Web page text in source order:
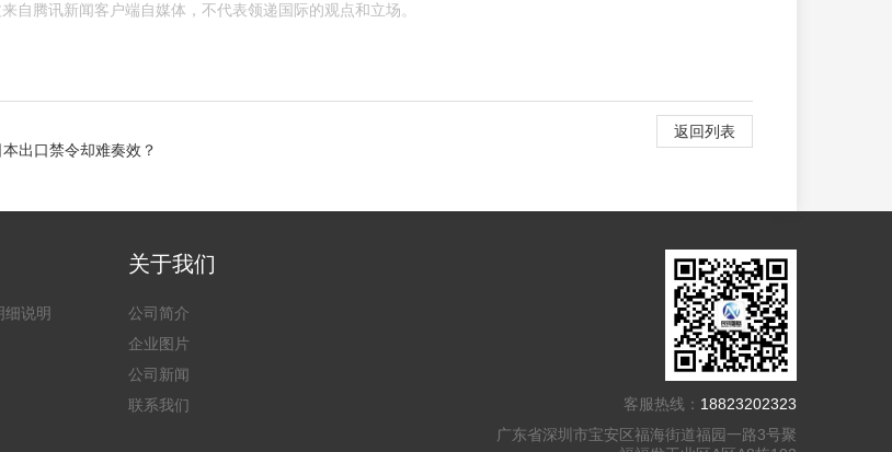
自腾讯新闻客户端自媒体，不代表领递国际的观点和立场。
出口禁令却难奏效？
返回列表
细说明
关于我们
公司简介
企业图片
公司新闻
联系我们
客服热线： 18823202323
广东省深圳市宝安区福海街道福园一路3号聚